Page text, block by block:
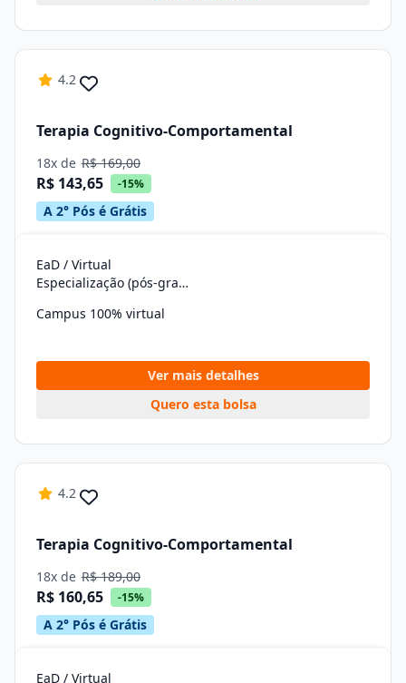
4.2
Terapia Cognitivo-Comportamental
18x de R$ 169,00
R$ 143,65 -15%
A 2° Pós é Grátis
EaD / Virtual
Especialização (pós-graduação)
Campus 100% virtual
Ver mais detalhes
Quero esta bolsa
4.2
Terapia Cognitivo-Comportamental
18x de R$ 189,00
R$ 160,65 -15%
A 2° Pós é Grátis
EaD / Virtual